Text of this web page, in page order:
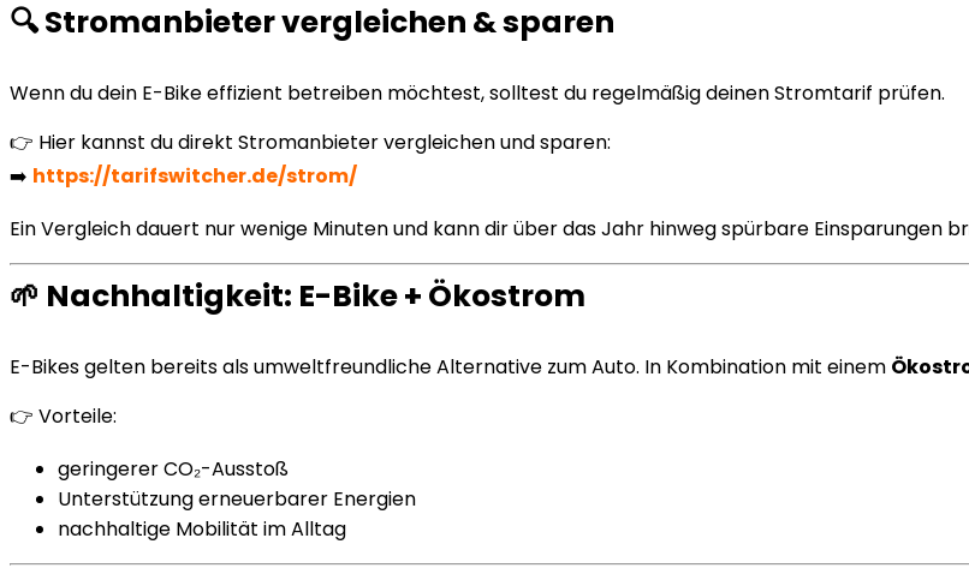
🔍 Stromanbieter vergleichen & sparen
Wenn du dein E-Bike effizient betreiben möchtest, solltest du regelmäßig deinen Stromtarif prüfen.
👉 Hier kannst du direkt Stromanbieter vergleichen und sparen:
➡️ https://tarifswitcher.de/strom/
Ein Vergleich dauert nur wenige Minuten und kann dir über das Jahr hinweg spürbare Einsparungen
🌱 Nachhaltigkeit: E-Bike + Ökostrom
E-Bikes gelten bereits als umweltfreundliche Alternative zum Auto. In Kombination mit einem
👉 Vorteile:
geringerer CO₂-Ausstoß
Unterstützung erneuerbarer Energien
nachhaltige Mobilität im Alltag